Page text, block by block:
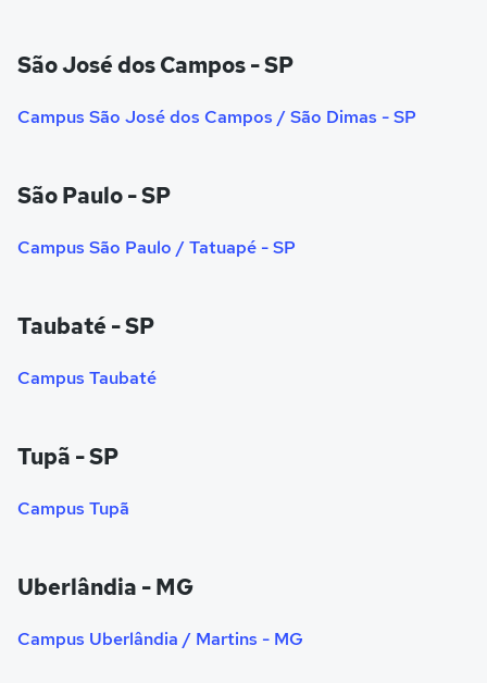
São José dos Campos - SP
Campus São José dos Campos / São Dimas - SP
São Paulo - SP
Campus São Paulo / Tatuapé - SP
Taubaté - SP
Campus Taubaté
Tupã - SP
Campus Tupã
Uberlândia - MG
Campus Uberlândia / Martins - MG